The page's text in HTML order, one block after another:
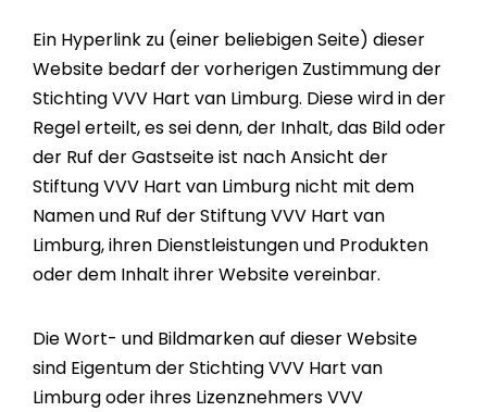
Ein Hyperlink zu (einer beliebigen Seite) dieser
Website bedarf der vorherigen Zustimmung der
Stichting VVV Hart van Limburg. Diese wird in der
Regel erteilt, es sei denn, der Inhalt, das Bild oder
der Ruf der Gastseite ist nach Ansicht der
Stiftung VVV Hart van Limburg nicht mit dem
Namen und Ruf der Stiftung VVV Hart van
Limburg, ihren Dienstleistungen und Produkten
oder dem Inhalt ihrer Website vereinbar.
Die Wort- und Bildmarken auf dieser Website
sind Eigentum der Stichting VVV Hart van
Limburg oder ihres Lizenznehmers VVV